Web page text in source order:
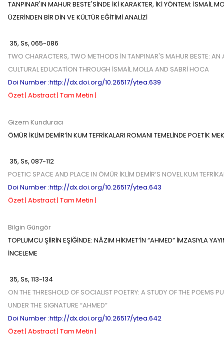
TANPINAR'IN MAHUR BESTE'SİNDE İKİ KARAKTER, İKİ YÖNTEM: İSMAİL
ÜZERİNDEN BİR DİN VE KÜLTÜR EĞİTİMİ ANALİZİ
35, Ss, 065-086
TWO CHARACTERS, TWO METHODS İN TANPINAR'S MAHUR BESTE: AN
CULTURAL EDUCATİON THROUGH İSMAİL MOLLA AND SABRİ HOCA
Doi Number :http://dx.doi.org/10.26517/ytea.639
Özet | Abstract | Tam Metin |
Gizem Kunduracı
ÖMÜR İKLİM DEMİR’İN KUM TEFRİKALARI ROMANI TEMELİNDE POETİK
35, Ss, 087-112
POETIC SPACE AND PLACE IN ÖMÜR İKLİM DEMİR’S NOVEL KUM
Doi Number :http://dx.doi.org/10.26517/ytea.643
Özet | Abstract | Tam Metin |
Bilgin Güngör
TOPLUMCU ŞİİRİN EŞİĞİNDE: NÂZIM HİKMET’İN “AHMED” İMZASIYLA
İNCELEME
35, Ss, 113-134
ON THE THRESHOLD OF SOCIALIST POETRY: A STUDY OF THE POEMS
UNDER THE SIGNATURE “AHMED”
Doi Number :http://dx.doi.org/10.26517/ytea.642
Özet | Abstract | Tam Metin |